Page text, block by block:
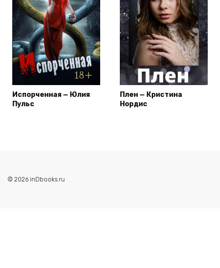
Испорченная — Юлия
Пульс
Плен — Кристина
Нордис
© 2026 inDbooks.ru